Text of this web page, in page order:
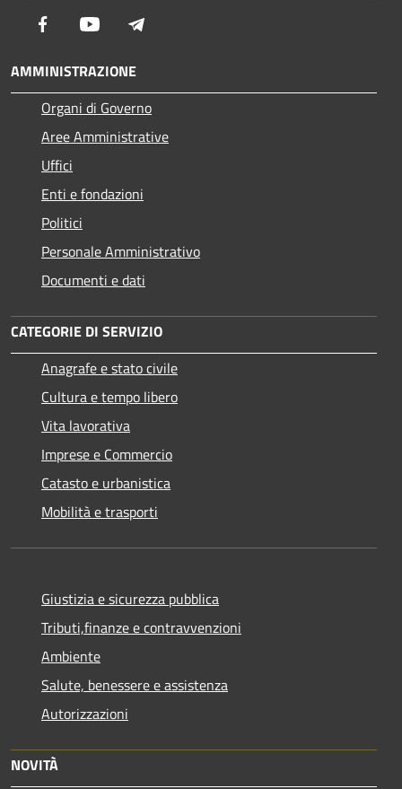
Facebook Youtube
AMMINISTRAZIONE
Organi di Governo
Aree Amministrative
Uffici
Enti e fondazioni
Politici
Personale Amministrativo
Documenti e dati
CATEGORIE DI SERVIZIO
Anagrafe e stato civile
Cultura e tempo libero
Vita lavorativa
Imprese e Commercio
Catasto e urbanistica
Mobilità e trasporti
Giustizia e sicurezza pubblica
Tributi,finanze e contravvenzioni
Ambiente
Salute, benessere e assistenza
Autorizzazioni
NOVITÀ